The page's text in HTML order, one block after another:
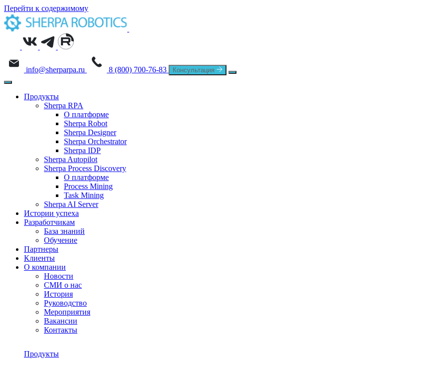
Перейти к содержимому
info@sherparpa.ru 8 (800) 700-76-83 Консультация
Продукты
Sherpa RPA
О платформе
Sherpa Robot
Sherpa Designer
Sherpa Orchestrator
Sherpa IDP
Sherpa Autopilot
Sherpa Process Discovery
О платформе
Process Mining
Task Mining
Sherpa AI Server
Истории успеха
Разработчикам
База знаний
Обучение
Партнеры
Клиенты
О компании
Новости
СМИ о нас
История
Руководство
Мероприятия
Вакансии
Контакты
Продукты